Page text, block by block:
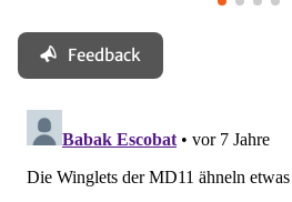
Feedback